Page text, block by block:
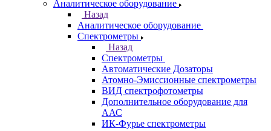
Казань
Назад
Города
Казань
Санкт-Петербург